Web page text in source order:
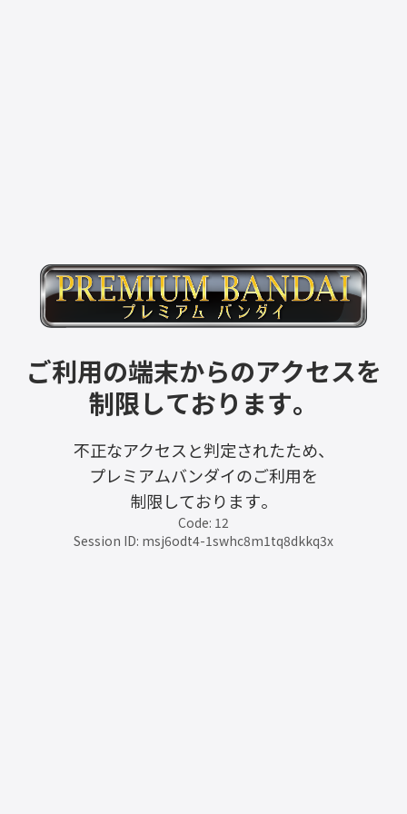
ご利用の端末からのアクセスを
制限しております。
不正なアクセスと判定されたため、
プレミアムバンダイのご利用を
制限しております。
Code: 12
Session ID: msj6odt4-1swhc8m1tq8dkkq3x